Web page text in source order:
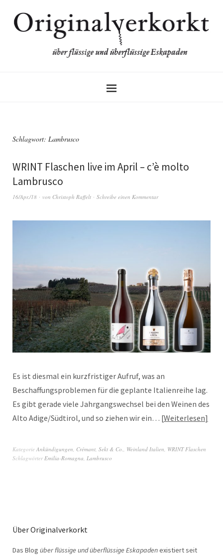
Schlagwort: Lambrusco
WRINT Flaschen live im April – c’è molto
Lambrusco
16/Apr./18 von Christoph Raffelt Schreibe einen Kommentar
Es ist diesmal ein kurzfristiger Aufruf, was an
Beschaffungsproblemen für die geplante Italienreihe lag.
Es gibt gerade viele Jahrgangswechsel bei den Weinen des
Alto Adige/Südtirol, und so ziehen wir ein… Weiterlesen
Kategorie Ankündigungen Crémant, Sekt & Co. Weinland Italien WRINT Flaschen
Schlagwörter Emilia-Romagna Lambrusco
Über Originalverkorkt
Das Blog über flüssige und überflüssige Eskapadenexistiert seit